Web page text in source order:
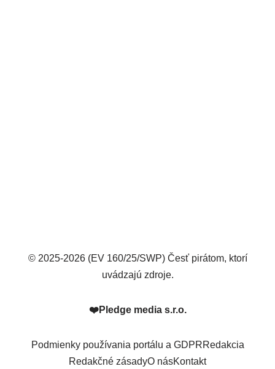
© 2025-2026 (EV 160/25/SWP) Česť pirátom, ktorí
uvádzajú zdroje.
❤️Pledge media s.r.o.
Podmienky používania portálu a GDPRRedakcia
Redakčné zásadyO násKontakt